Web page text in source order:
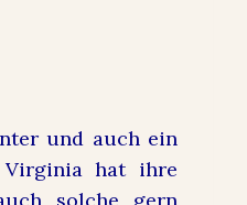
und auch ein
hat ihre
solche gern